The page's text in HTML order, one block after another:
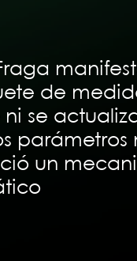
de
se
parámetros
un